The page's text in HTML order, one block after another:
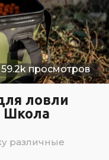
2
5
59.2k просмотров
ловли
Школа
различные